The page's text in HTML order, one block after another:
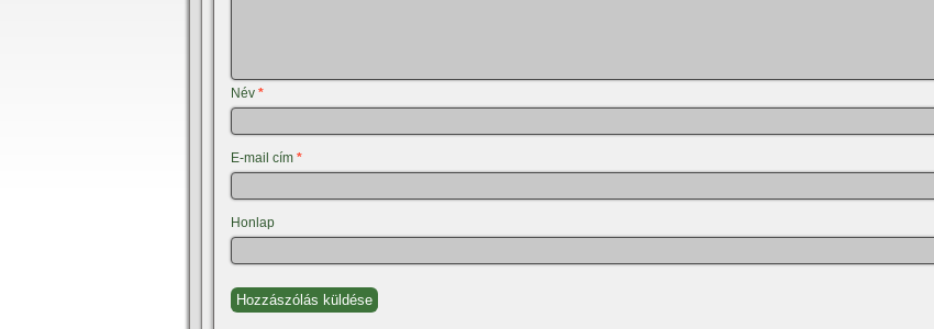
Név *
E-mail cím *
Honlap